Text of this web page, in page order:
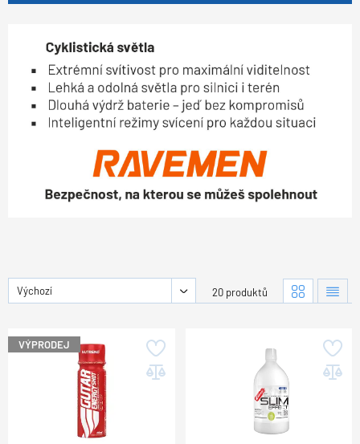
Výchozí 20 produktů
VÝPRODEJ